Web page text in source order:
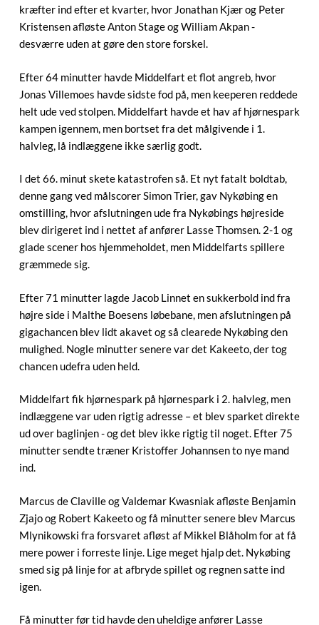
kræfter ind efter et kvarter, hvor Jonathan Kjær og Peter
Kristensen afløste Anton Stage og William Akpan -
desværre uden at gøre den store forskel.
Efter 64 minutter havde Middelfart et flot angreb, hvor
Jonas Villemoes havde sidste fod på, men keeperen reddede
helt ude ved stolpen. Middelfart havde et hav af hjørnespark
kampen igennem, men bortset fra det målgivende i 1.
halvleg, lå indlæggene ikke særlig godt.
I det 66. minut skete katastrofen så. Et nyt fatalt boldtab,
denne gang ved målscorer Simon Trier, gav Nykøbing en
omstilling, hvor afslutningen ude fra Nykøbings højreside
blev dirigeret ind i nettet af anfører Lasse Thomsen. 2-1 og
glade scener hos hjemmeholdet, men Middelfarts spillere
græmmede sig.
Efter 71 minutter lagde Jacob Linnet en sukkerbold ind fra
højre side i Malthe Boesens løbebane, men afslutningen på
gigachancen blev lidt akavet og så clearede Nykøbing den
mulighed. Nogle minutter senere var det Kakeeto, der tog
chancen udefra uden held.
Middelfart fik hjørnespark på hjørnespark i 2. halvleg, men
indlæggene var uden rigtig adresse – et blev sparket direkte
ud over baglinjen - og det blev ikke rigtig til noget. Efter 75
minutter sendte træner Kristoffer Johannsen to nye mand
ind.
Marcus de Claville og Valdemar Kwasniak afløste Benjamin
Zjajo og Robert Kakeeto og få minutter senere blev Marcus
Mlynikowski fra forsvaret afløst af Mikkel Blåholm for at få
mere power i forreste linje. Lige meget hjalp det. Nykøbing
smed sig på linje for at afbryde spillet og regnen satte ind
igen.
Få minutter før tid havde den uheldige anfører Lasse